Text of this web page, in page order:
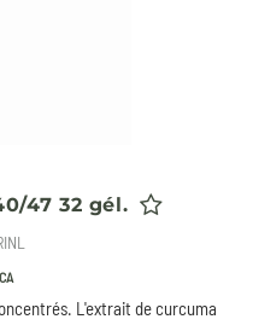
47 32 gél.
L'extrait de curcuma